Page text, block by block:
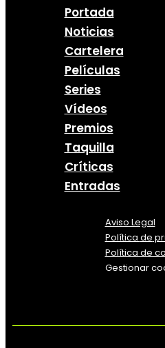
Portada
Noticias
Cartelera
Películas
Series
Vídeos
Premios
Taquilla
Críticas
Entradas
Aviso Legal
Política de
Política de
Gestionar